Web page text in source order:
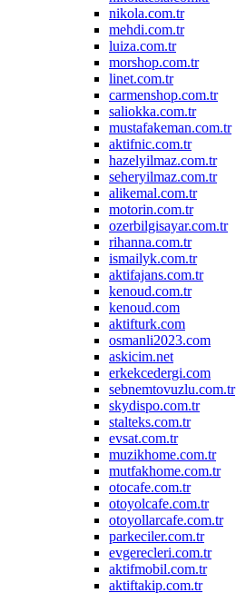
nikola.com.tr
mehdi.com.tr
luiza.com.tr
morshop.com.tr
linet.com.tr
carmenshop.com.tr
saliokka.com.tr
mustafakeman.com.tr
aktifnic.com.tr
hazelyilmaz.com.tr
seheryilmaz.com.tr
alikemal.com.tr
motorin.com.tr
ozerbilgisayar.com.tr
rihanna.com.tr
ismailyk.com.tr
aktifajans.com.tr
kenoud.com.tr
kenoud.com
aktifturk.com
osmanli2023.com
askicim.net
erkekcedergi.com
sebnemtovuzlu.com.tr
skydispo.com.tr
stalteks.com.tr
evsat.com.tr
muzikhome.com.tr
mutfakhome.com.tr
otocafe.com.tr
otoyolcafe.com.tr
otoyollarcafe.com.tr
parkeciler.com.tr
evgerecleri.com.tr
aktifmobil.com.tr
aktiftakip.com.tr